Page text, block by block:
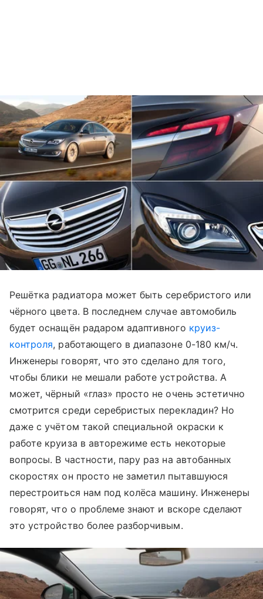
Решётка радиатора может быть серебристого или
чёрного цвета. В последнем случае автомобиль
будет оснащён радаром адаптивного круиз-
контроля, работающего в диапазоне 0-180 км/ч.
Инженеры говорят, что это сделано для того,
чтобы блики не мешали работе устройства. А
может, чёрный «глаз» просто не очень эстетично
смотрится среди серебристых перекладин? Но
даже с учётом такой специальной окраски к
работе круиза в авторежиме есть некоторые
вопросы. В частности, пару раз на автобанных
скоростях он просто не заметил пытавшуюся
перестроиться нам под колёса машину. Инженеры
говорят, что о проблеме знают и вскоре сделают
это устройство более разборчивым.